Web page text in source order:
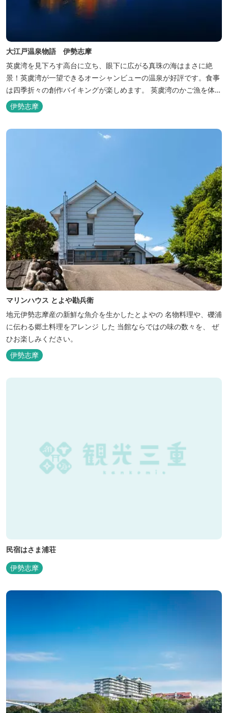
大江戸温泉物語 伊勢志摩
英虞湾を見下ろす高台に立ち、眼下に広がる真珠の海はまさに絶
景！英虞湾が一望できるオーシャンビューの温泉が好評です。食事
は四季折々の創作バイキングが楽しめます。 英虞湾のかご漁を体験
できるクルーズ船は毎日運行しており、漁で獲れた魚を食べること
もできます。
伊勢志摩
マリンハウス とよや勘兵衛
地元伊勢志摩産の新鮮な魚介を生かしたとよやの 名物料理や、礫浦
に伝わる郷土料理をアレンジ した 当館ならではの味の数々を、 ぜ
ひお楽しみください。
伊勢志摩
民宿はさま浦荘
伊勢志摩